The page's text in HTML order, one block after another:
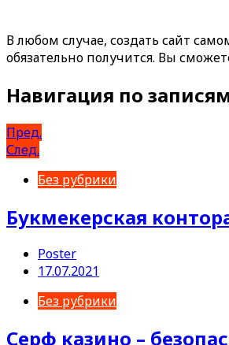
В любом случае, создать сайт
обязательно получится. Вы
Навигация по
Пред.
След.
Без рубрики
Букмекерская
Poster
17.07.2021
Без рубрики
Серф казино –